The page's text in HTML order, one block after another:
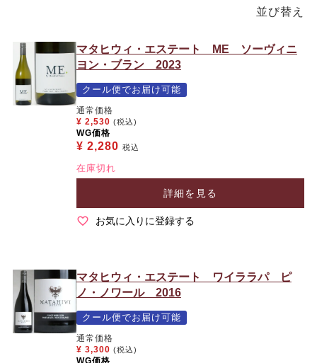
並び替え
マタヒウィ・エステート ME ソーヴィニ
ヨン・ブラン 2023
クール便でお届け可能
通常価格
¥ 2,530 (税込)
WG価格
¥ 2,280 税込
在庫切れ
詳細を見る
お気に入りに登録する
マタヒウィ・エステート ワイララパ ピ
ノ・ノワール 2016
クール便でお届け可能
通常価格
¥ 3,300 (税込)
WG価格